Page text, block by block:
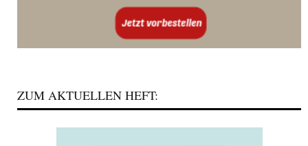
ZUM AKTUELLEN HEFT: